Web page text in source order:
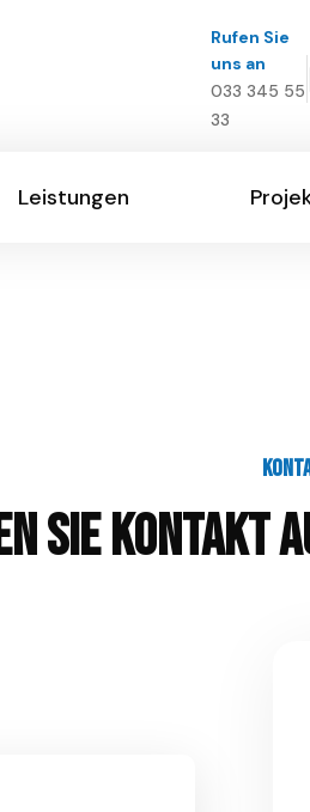
Rufen Sie
uns an
033 345 55
33
Leistungen
Sie Kontakt